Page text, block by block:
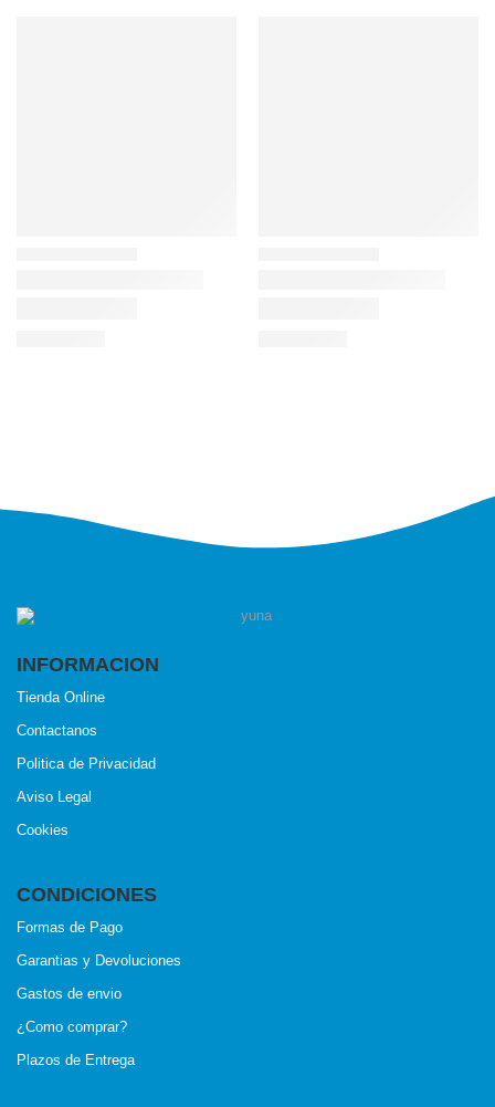
INFORMACION
Tienda Online
Contactanos
Politica de Privacidad
Aviso Legal
Cookies
CONDICIONES
Formas de Pago
Garantias y Devoluciones
Gastos de envio
¿Como comprar?
Plazos de Entrega